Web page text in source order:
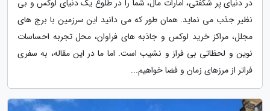
در دنیای پر شگفتی، امارات مال، شما را در طلوع یک دنیای لوکس و بی
نظیر جذب می نماید. همان طور که می دانید این سرزمین با برج های
مجلل، مراکز خرید لوکس و جاذبه های فراوان، محل تجربه احساسات
نوین و لحظاتی بی فراز و نشیب است. اما ما در این مقاله، به سفری
فراتر از مرزهای زمان و فضا خواهیم...